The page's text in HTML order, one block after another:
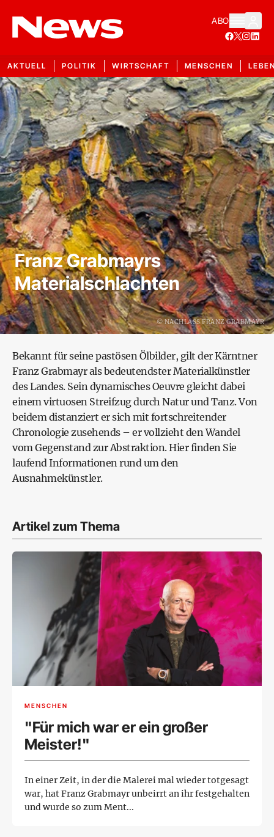
ABO
AKTUELL POLITIK WIRTSCHAFT MENSCHEN
©NACHLASS FRANZ GRABMAYR
Franz Grabmayrs
Materialschlachten
Bekannt für seine pastösen Ölbilder, gilt der Kärntner
Franz Grabmayrals bedeutendster Materialkünstler
des Landes. Sein dynamisches Oeuvre gleicht dabei
einem virtuosen Streifzug durch Natur und Tanz. Von
beidem distanziert er sich mit fortschreitender
Chronologie zusehends – er vollzieht den Wandel
vom Gegenstand zur Abstraktion. Hier finden Sie
laufend Informationen rund um den
Ausnahmekünstler.
Artikel zum Thema
MENSCHEN
"Für mich war er ein großer
Meister!"
In einer Zeit, in der die Malerei mal wieder totgesagt
war, hat Franz Grabmayr unbeirrt an ihr ­festgehalten
und wurde so zum Ment...